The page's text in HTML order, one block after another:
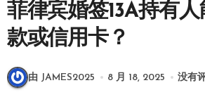
菲律宾婚签13A持有
款或信用卡？
由 JAMES2025 8 月 18, 2025 没有